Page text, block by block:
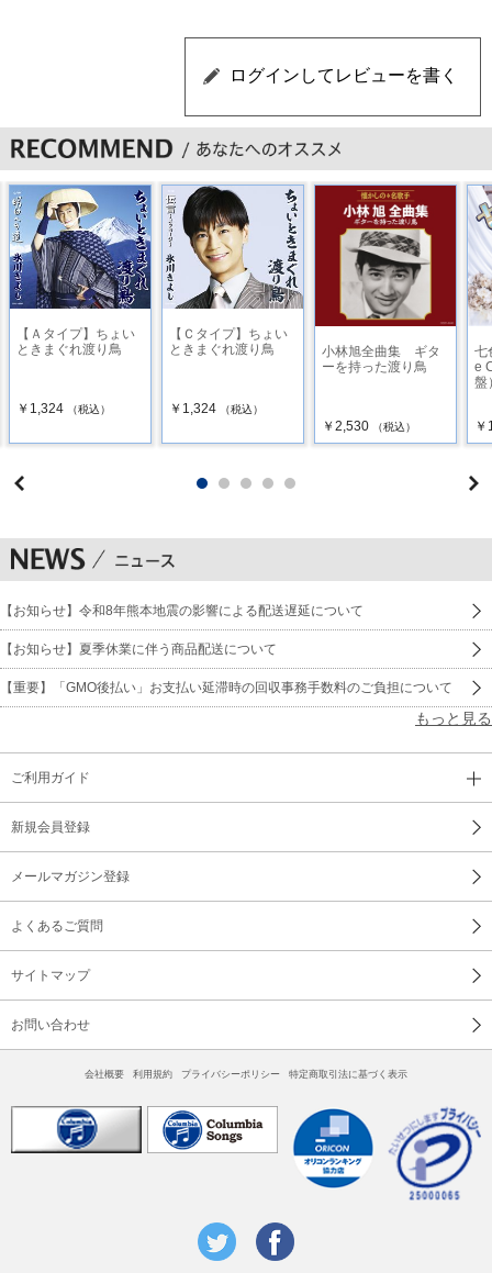
【Ａタイプ】ちょい
ときまぐれ渡り鳥
￥1,324 （税込）
【Ｃタイプ】ちょい
ときまぐれ渡り鳥
￥1,324 （税込）
小林旭全曲集 ギタ
ーを持った渡り鳥
￥2,530 （税込）
七
e
盤
【お知らせ】令和8年熊本地震の影響による配送遅延について
【お知らせ】夏季休業に伴う商品配送について
【重要】「GMO後払い」お支払い延滞時の回収事務手数料のご負担について
もっと見る
ご利用ガイド
新規会員登録
メールマガジン登録
よくあるご質問
サイトマップ
お問い合わせ
会社概要 利用規約 プライバシーポリシー 特定商取引法に基づく表示